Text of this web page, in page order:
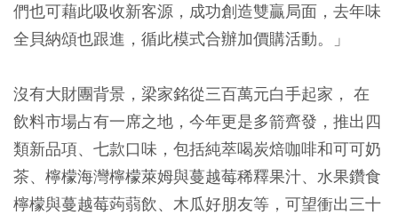
們也可藉此吸收新客源，成功創造雙贏局面，去年味
全貝納頌也跟進，循此模式合辦加價購活動。」
沒有大財團背景，梁家銘從三百萬元白手起家， 在
飲料市場占有一席之地，今年更是多箭齊發，推出四
類新品項、七款口味，包括純萃喝炭焙咖啡和可可奶
茶、檸檬海灣檸檬萊姆與蔓越莓稀釋果汁、水果鑽食
檸檬與蔓越莓蒟蒻飲、木瓜好朋友等，可望衝出三十